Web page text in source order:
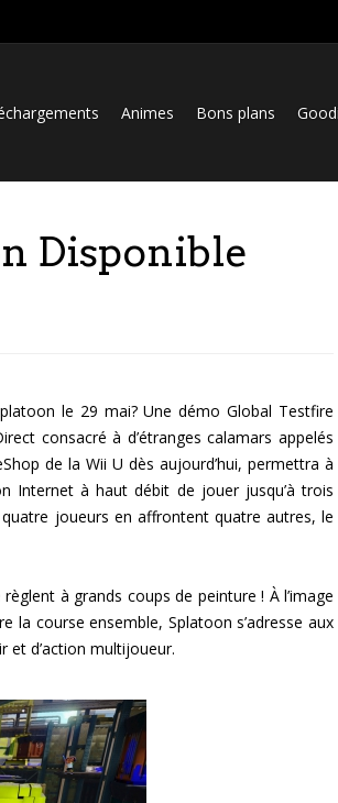
Animes Bons plans
Disponible
le 29 mai? Une démo Global Testfire
consacré à d’étranges calamars appelés
de la Wii U dès aujourd’hui, permettra à
Internet à haut débit de jouer jusqu’à trois
joueurs en affrontent quatre autres, le
à grands coups de peinture ! À l’image
course ensemble, Splatoon s’adresse aux
et d’action multijoueur.